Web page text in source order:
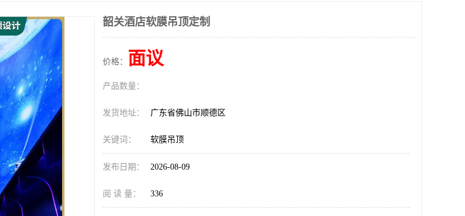
韶关酒店软膜吊顶定制
价格： 面议
产品数量：
发货地址： 广东省佛山市顺德区
关键词： 软膜吊顶
发布日期： 2026-08-09
阅 读 量： 336